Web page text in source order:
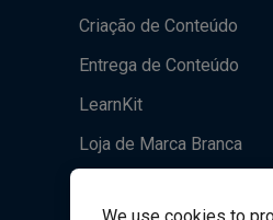
Criação de Conteúdo
Entrega de Conteúdo
LearnKit
Loja de Marca Branca